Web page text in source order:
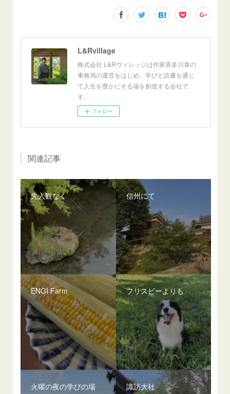
L&Rvillage
株式会社 L&Rヴィレッジは作家喜多川泰の
事務局の運営をはじめ、学びと読書を通じ
て人生を豊かにする場を創造する会社で
す。
フォロー
関連記事
先入観なく 信州にて
ENGI Farm フリスビーよりも
火曜の夜の学びの場 諏訪大社